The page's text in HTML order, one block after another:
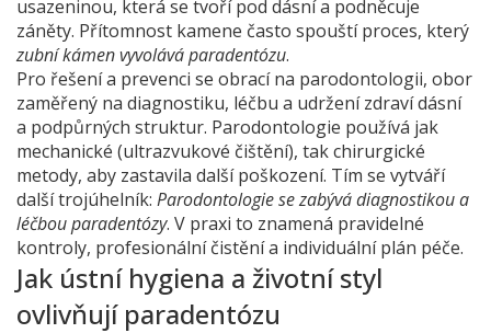
usazeninou, která se tvoří pod dásní a podněcuje
záněty. Přítomnost kamene často spouští proces, který
zubní kámen vyvolává paradentózu.
Pro řešení a prevenci se obrací na parodontologii, obor
zaměřený na diagnostiku, léčbu a udržení zdraví dásní
a podpůrných struktur. Parodontologie používá jak
mechanické (ultrazvukové čištění), tak chirurgické
metody, aby zastavila další poškození. Tím se vytváří
další trojúhelník: Parodontologie se zabývá diagnostikou a
léčbou paradentózy. V praxi to znamená pravidelné
kontroly, profesionální čistění a individuální plán péče.
Jak ústní hygiena a životní styl
ovlivňují paradentózu